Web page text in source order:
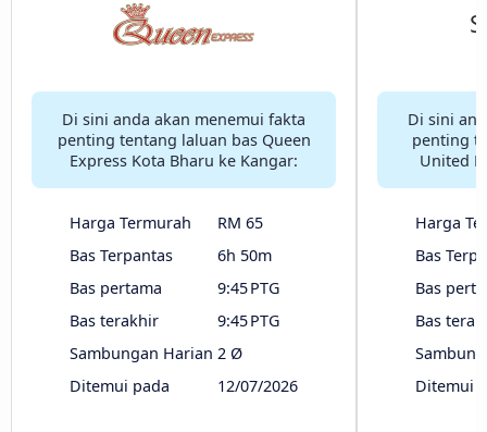
Di sini anda akan menemui fakta
penting tentang laluan bas Queen
Express Kota Bharu ke Kangar:
Harga Termurah
RM 65
Bas Terpantas
6h 50m
Bas pertama
9:45 PTG
Bas terakhir
9:45 PTG
Sambungan Harian 2 Ø
Ditemui pada
12/07/2026
Di sini
penting
United
Harga
Bas
Bas
Bas
Ditemui